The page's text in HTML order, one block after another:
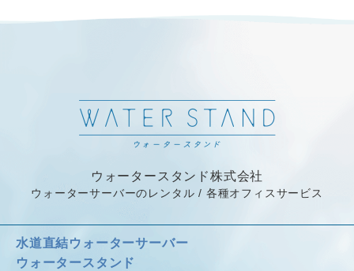
ウォータースタンド株式会社
ウォーターサーバーのレンタル / 各種オフィスサービス
水道直結ウォーターサーバー
ウォータースタンド